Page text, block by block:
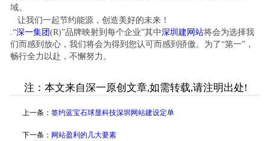
域。
让我们一起节约能源，创造美好的未来！
.“深一集团 (R)”品牌映射到每个企业”其中深圳建网站将会为选择我
们而感到放心，我们将会为得到您认可而感到骄傲。为了“第一”，
畅行全力以赴，不懈努力。
注：本文来自深一原创文章,如需转载,请注明出处!
上一条： 签约蓝宝石球显科技深圳网站建设定单
下一条： 网站盈利的几大要素